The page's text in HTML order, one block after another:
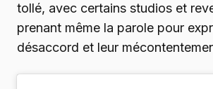
tollé, avec certains studios et
prenant même la parole pour
désaccord et leur